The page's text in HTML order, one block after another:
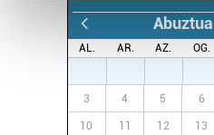
Find out more about how
and set your preferences in
Guk eta gure bazkideek zure
prozesatzen ditugu, zure IP
teknologia erabiliz, cookieak
AL. AR. AZ. OG.
3 4 5 6
10 11 12 13